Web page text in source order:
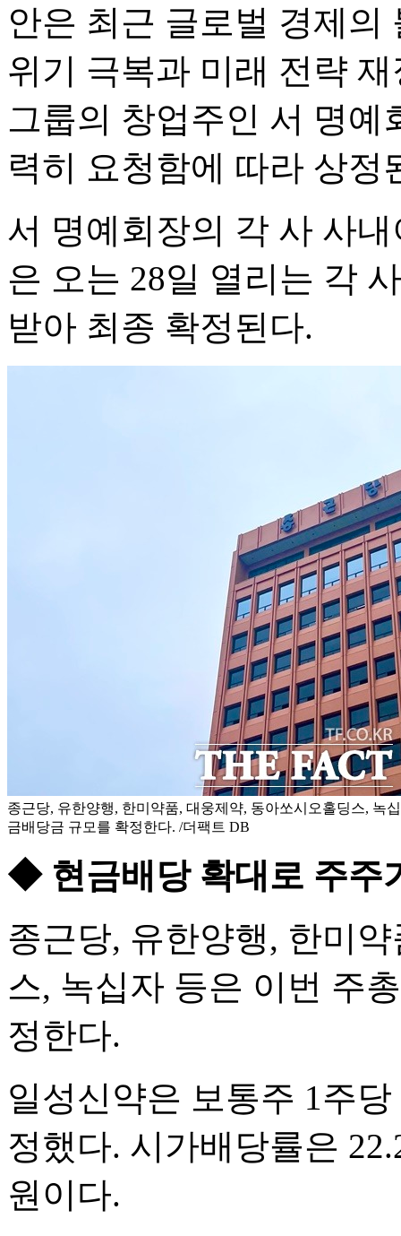
안은 최근 글로벌 경제
위기 극복과 미래 전략
그룹의 창업주인 서 명예
력히 요청함에 따라 상정
서 명예회장의 각 사 사
은 오는 28일 열리는 각
받아 최종 확정된다.
종근당, 유한양행, 한미약품, 대웅제약, 동아쏘시오홀딩스, 녹
금배당금 규모를 확정한다. /더팩트 DB
◆ 현금배당 확대로 주주
종근당, 유한양행, 한미
스, 녹십자 등은 이번 주
정한다.
일성신약은 보통주 1주
정했다. 시가배당률은
원이다.